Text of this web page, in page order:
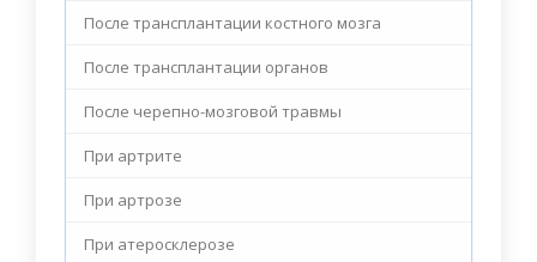
После трансплантации костного мозга
После трансплантации органов
После черепно-мозговой травмы
При артрите
При артрозе
При атеросклерозе